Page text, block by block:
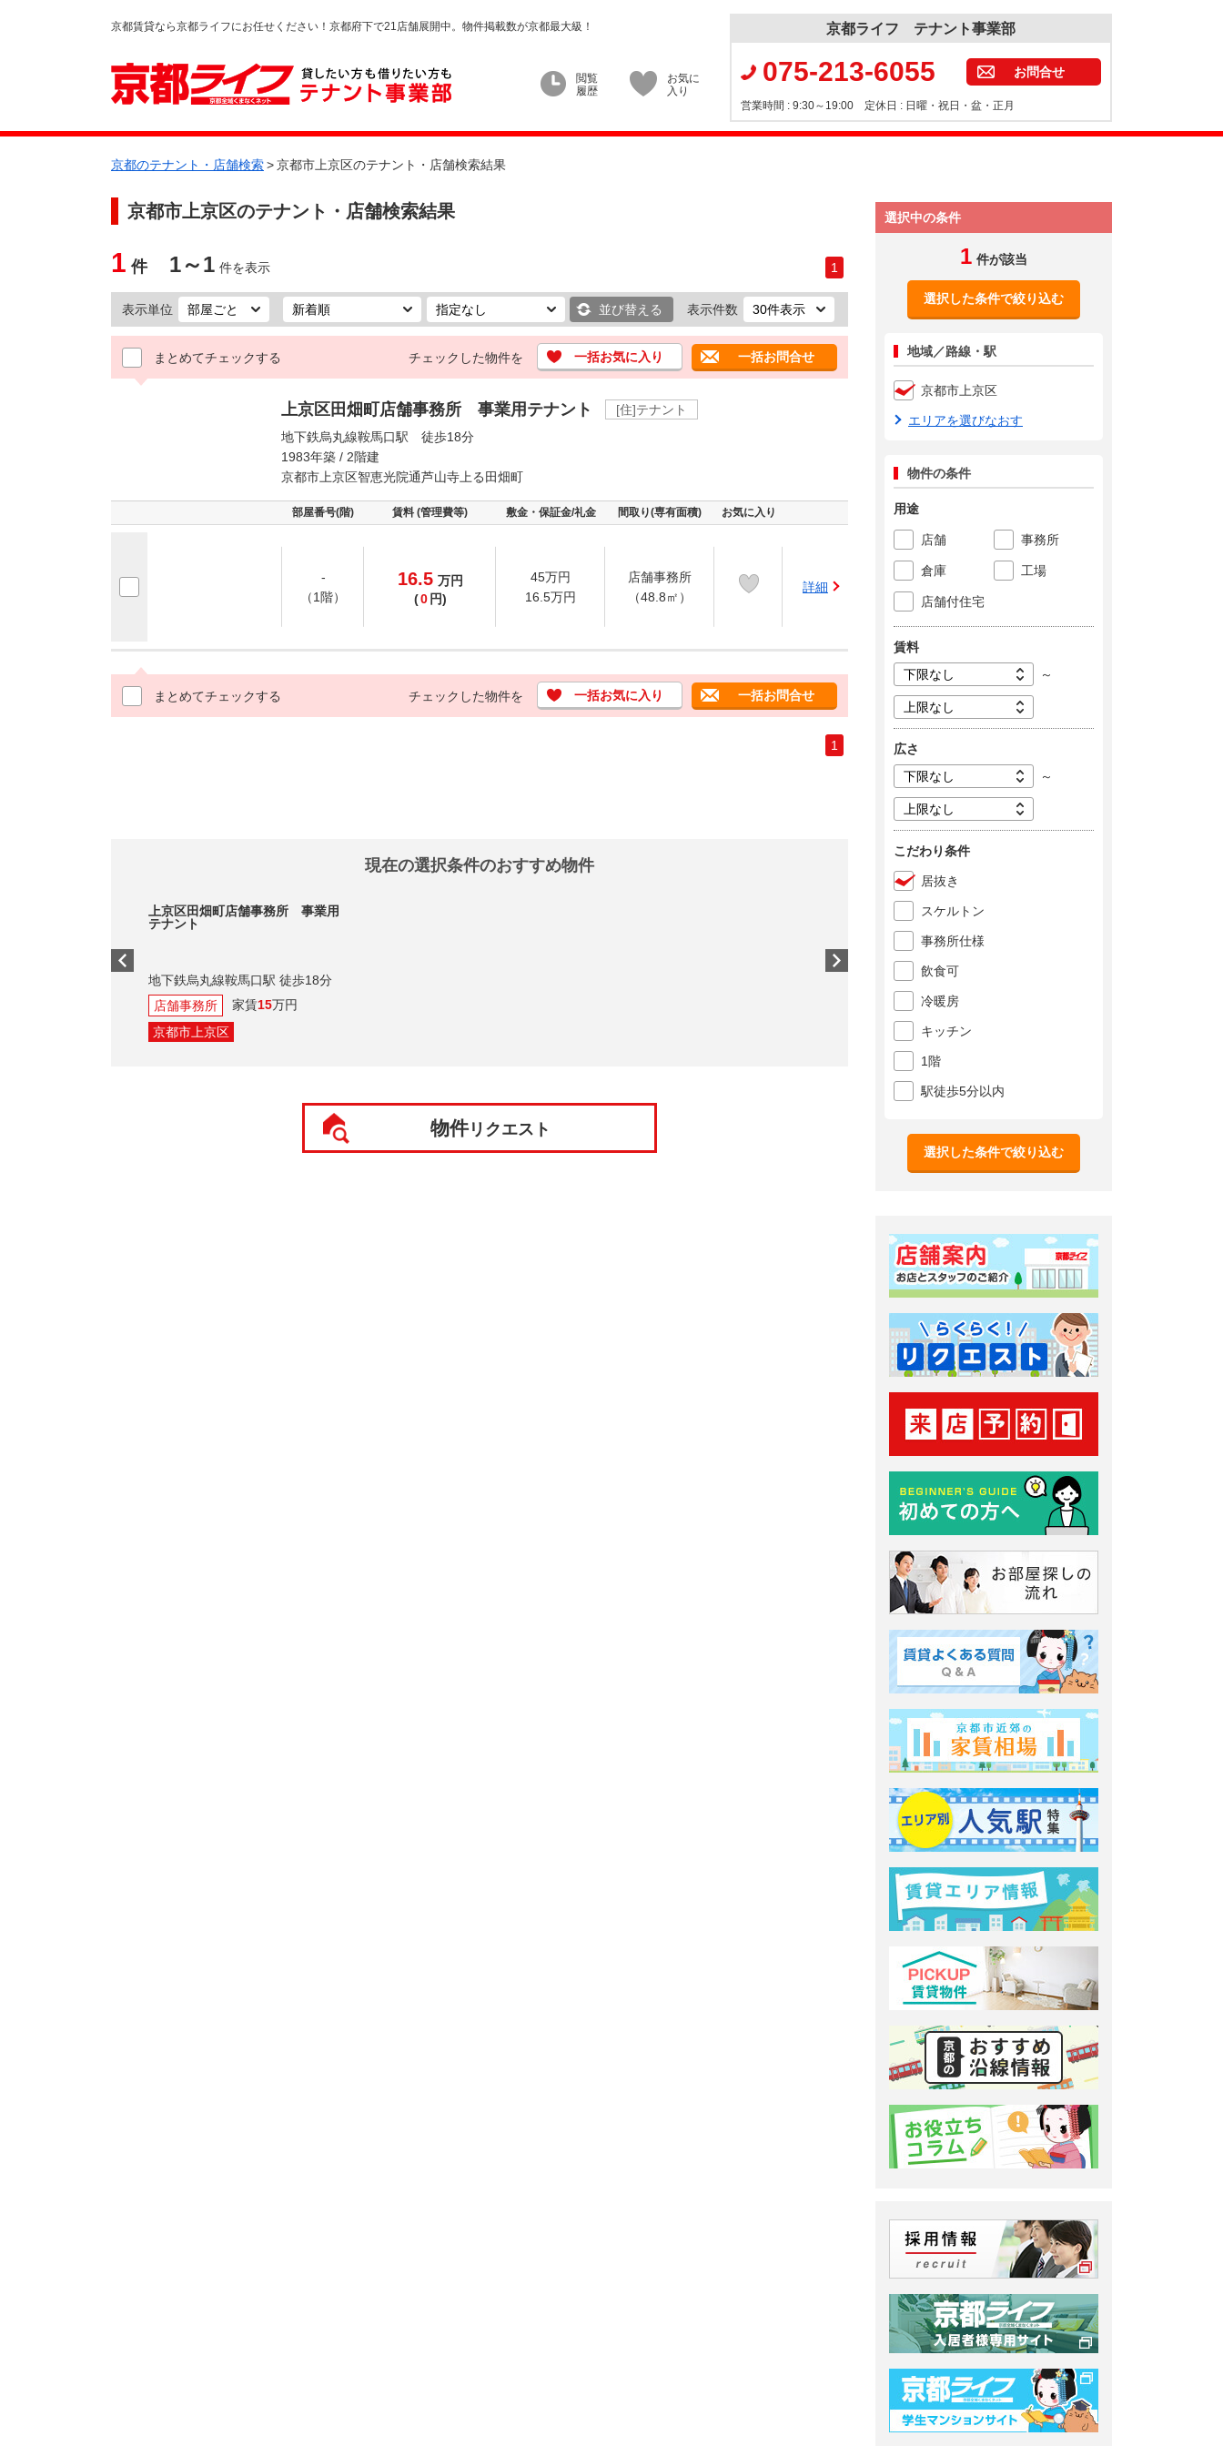
京都賃貸なら京都ライフにお任せください！京都府下で21店舗展開中。物件掲載数が京都最大級！
閲覧
履歴
お気に
入り
京都ライフ テナント事業部
075-213-6055 お問合せ
営業時間 : 9:30～19:00 定休日 : 日曜・祝日・盆・正月
京都のテナント・店舗検索>京都市上京区のテナント・店舗検索結果
京都市上京区のテナント・店舗検索結果
1 件 1～1 件を表示 1
表示単位 並び替える 表示件数
まとめてチェックする チェックした物件を 一括お気に入り 一括お問合せ
上京区田畑町店舗事務所 事業用テナント
[住]テナント
地下鉄烏丸線鞍馬口駅 徒歩18分
1983年築 / 2階建
京都市上京区智恵光院通芦山寺上る田畑町
部屋番号(階) 賃料 (管理費等) 敷金・保証金/礼金 間取り(専有面積) お気に入り
-
（1階）
16.5 万円
(0 円)
45万円
16.5万円
店舗事務所
（48.8㎡）
詳細
まとめてチェックする チェックした物件を 一括お気に入り 一括お問合せ
1
現在の選択条件のおすすめ物件
上京区田畑町店舗事務所 事業用
テナント
地下鉄烏丸線鞍馬口駅 徒歩18分
店舗事務所
家賃15万円
京都市上京区
物件リクエスト
選択中の条件
1 件が該当
選択した条件で絞り込む
地域／路線・駅
京都市上京区
エリアを選びなおす
物件の条件
用途
店舗 事務所
倉庫 工場
店舗付住宅
賃料
～
広さ
～
こだわり条件
居抜き
スケルトン
事務所仕様
飲食可
冷暖房
キッチン
1階
駅徒歩5分以内
選択した条件で絞り込む